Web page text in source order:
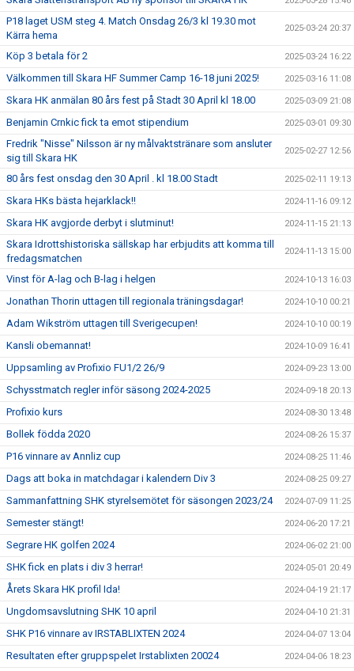
P18 laget USM steg 4. Match Onsdag 26/3 kl 19.30 mot
Kärra hema
2025-03-24 20:37
Köp 3 betala för 2 2025-03-24 16:22
Välkommen till Skara HF Summer Camp 16-18 juni 2025! 2025-03-16 11:08
Skara HK anmälan 80 års fest på Stadt 30 April kl 18.00 2025-03-09 21:08
Benjamin Crnkic fick ta emot stipendium 2025-03-01 09:30
Fredrik "Nisse" Nilsson är ny målvaktstränare som ansluter
sig till Skara HK
2025-02-27 12:56
80 års fest onsdag den 30 April . kl 18.00 Stadt 2025-02-11 19:13
Skara HKs bästa hejarklack!! 2024-11-16 09:12
Skara HK avgjorde derbyt i slutminut! 2024-11-15 21:13
Skara Idrottshistoriska sällskap har erbjudits att komma till
fredagsmatchen
2024-11-13 15:00
Vinst för A-lag och B-lag i helgen 2024-10-13 16:03
Jonathan Thorin uttagen till regionala träningsdagar! 2024-10-10 00:21
Adam Wikström uttagen till Sverigecupen! 2024-10-10 00:19
Kansli obemannat! 2024-10-09 16:41
Uppsamling av Profixio FU1/2 26/9 2024-09-23 13:00
Schysstmatch regler inför säsong 2024-2025 2024-09-18 20:13
Profixio kurs 2024-08-30 13:48
Bollek födda 2020 2024-08-26 15:37
P16 vinnare av Annliz cup 2024-08-25 11:46
Dags att boka in matchdagar i kalendern Div 3 2024-08-25 09:27
Sammanfattning SHK styrelsemötet för säsongen 2023/24 2024-07-09 11:25
Semester stängt! 2024-06-20 17:21
Segrare HK golfen 2024 2024-06-02 21:00
SHK fick en plats i div 3 herrar! 2024-05-01 20:49
Årets Skara HK profil Ida! 2024-04-19 21:17
Ungdomsavslutning SHK 10 april 2024-04-10 21:31
SHK P16 vinnare av IRSTABLIXTEN 2024 2024-04-07 13:04
Resultaten efter gruppspelet Irstablixten 20024 2024-04-06 18:23